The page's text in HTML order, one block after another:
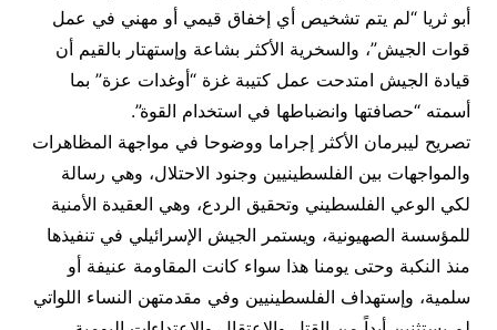
أبو ثريا “لم يتم تشخيص أي إخفاق قيمي أو مهني في عمل
قوات الجيش”، والسخرية الأكثر بشاعة وإستهتار بالقيم أن
قيادة الجيش امتدحت عمل كتيبة غزة “أوغدات عزة” بما
أسمته “حصافتها وانضباطها في استخدام القوة”.
تصريح ليبرمان الأكثر إجراما ووضوحا في مواجهة المظاهرات
والمواجهات بين الفلسطينيين وجنود الاحتلال، وهي رسالة
لكي الوعي الفلسطيني وتحقيق الردع، وهي العقيدة الأمنية
للمؤسسة الصهيونية، ويستمر الجيش الإسرائيلي في تنفيذها
منذ النكبة وحتى يومنا هذا سواء كانت المقاومة عنيفة أو
سلمية، وإستهداف الفلسطينيين وفي مقدمتهن النساء اللواتي